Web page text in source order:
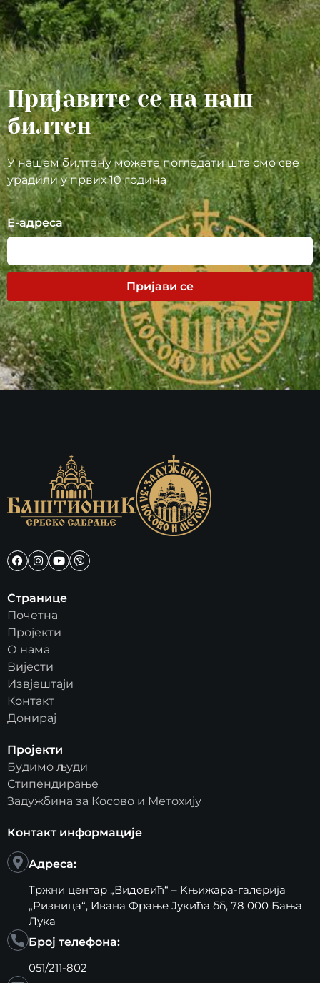
Пријавите се на наш
билтен
У нашем билтену можете погледати шта смо све
урадили у првих 10 година
Е-адреса
Пријави се
Странице
Почетна
Пројекти
О нама
Вијести
Извјештаји
Контакт
Донирај
Пројекти
Будимо људи
Стипендирање
Задужбина за Косово и Метохију
Контакт информације
Адреса:
Тржни центар „Видовић“ – Kњижара-галерија
„Ризница“, Ивана Фрање Јукића бб, 78 000 Бања
Лука
Број телефона:
051/211-802